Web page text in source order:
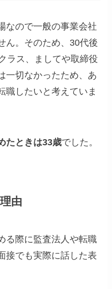
なので一般の事業会社
ん。そのため、30代後
ラス、ましてや取締役
一切なかったため、あ
職したいと考えていま
たときは33歳でした。
由
る際に監査法人や転職
接でも実際に話した表